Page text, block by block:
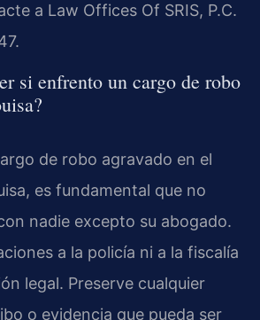
a Law Offices Of SRIS, P.C.
si enfrento un cargo de robo
de robo agravado en el
es fundamental que no
nadie excepto su abogado.
a la policía ni a la fiscalía
legal. Preserve cualquier
o evidencia que pueda ser